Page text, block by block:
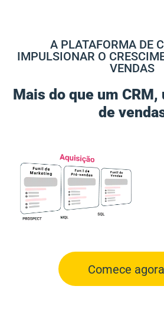
A PLATAFORMA DE
IMPULSIONAR O
VENDAS
Mais do que um CRM,
de
Comece agora